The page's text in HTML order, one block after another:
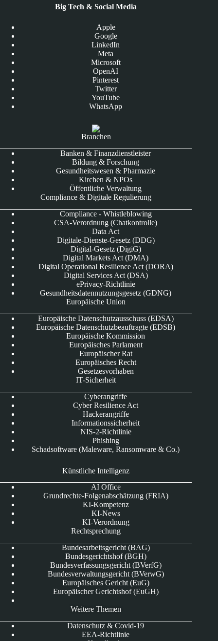
Big Tech & Social Media
Apple
Google
LinkedIn
Meta
Microsoft
OpenAI
Pinterest
Twitter
YouTube
WhatsApp
Branchen
Banken & Finanzdienstleister
Bildung & Forschung
Gesundheitswesen & Pharmazie
Kirchen & NPOs
Öffentliche Verwaltung
Compliance & Digitale Regulierung
Compliance - Whistleblowing
CSA-Verordnung (Chatkontrolle)
Data Act
Digitale-Dienste-Gesetz (DDG)
Digital-Gesetz (DigiG)
Digital Markets Act (DMA)
Digital Operational Resilience Act (DORA)
Digital Services Act (DSA)
ePrivacy-Richtlinie
Gesundheitsdatennutzungsgesetz (GDNG)
Europäische Union
Europäische Datenschutzausschuss (EDSA)
Europäische Datenschutzbeauftragte (EDSB)
Europäische Kommission
Europäisches Parlament
Europäischer Rat
Europäisches Recht
Gesetzesvorhaben
IT-Sicherheit
Cyberangriffe
Cyber Resilience Act
Hackerangriffe
Informationssicherheit
NIS-2-Richtlinie
Phishing
Schadsoftware (Maleware, Ransomware & Co.)
Künstliche Intelligenz
AI Office
Grundrechte-Folgenabschätzung (FRIA)
KI-Kompetenz
KI-News
KI-Verordnung
Rechtsprechung
Bundesarbeitsgericht (BAG)
Bundesgerichtshof (BGH)
Bundesverfassungsgericht (BVerfG)
Bundesverwaltungsgericht (BVerwG)
Europäisches Gericht (EuG)
Europäischer Gerichtshof (EuGH)
Weitere Themen
Datenschutz & Covid-19
EEA-Richtlinie